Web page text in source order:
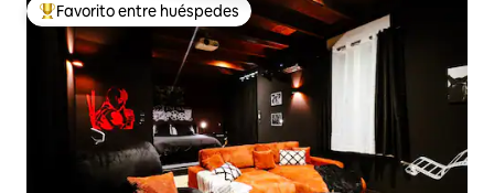
Favorito entre huéspedes preferido
Favorito entre huéspedes